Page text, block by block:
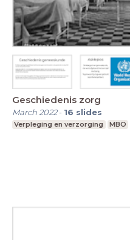
Geschiedenis zorg
March 2022- 16 slides
Verpleging en verzorging MBO